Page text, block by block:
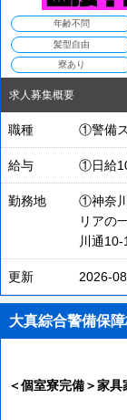
年齢不問
髪型自由
寮あり
求人募集概要
職種 ①警備
給与 ①日給
勤務地
①神奈
リアの
川通
更新 2026-
大真綜合警備保
＜個室寮完備＞家